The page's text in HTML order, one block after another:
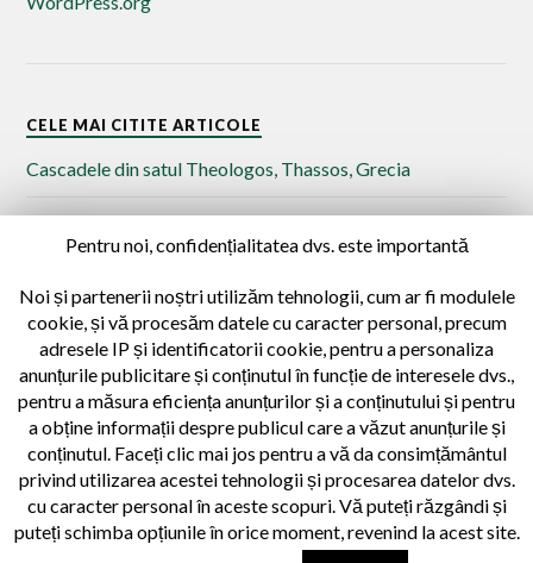
CELE MAI CITITE ARTICOLE
Cascadele din satul Theologos, Thassos, Grecia
Macedoniei de Est
Castelul Bethlen din Criș – Județul Mureș
Insula Thassos – întâlnirea cu istoria antică
© 2026CĂLĂTORII CU IZ ISTORIC
Pentru noi, confidențialitatea dvs. este importantă
Noi și partenerii noștri utilizăm tehnologii, cum ar fi modulele
cookie, și vă procesăm datele cu caracter personal, precum
adresele IP și identificatorii cookie, pentru a personaliza
anunțurile publicitare și conținutul în funcție de interesele dvs.,
pentru a măsura eficiența anunțurilor și a conținutului și pentru
a obține informații despre publicul care a văzut anunțurile și
conținutul. Faceți clic mai jos pentru a vă da consimțământul
privind utilizarea acestei tehnologii și procesarea datelor dvs.
cu caracter personal în aceste scopuri. Vă puteți răzgândi și
puteți schimba opțiunile în orice moment, revenind la acest site.